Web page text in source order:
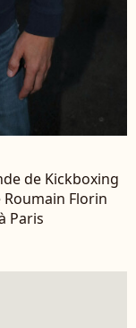
de Kickboxing
Florin
Paris